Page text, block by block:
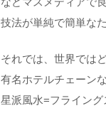
技法が単純で簡単な
それでは、世界では
有名ホテルチェーン
星派風水=フライング